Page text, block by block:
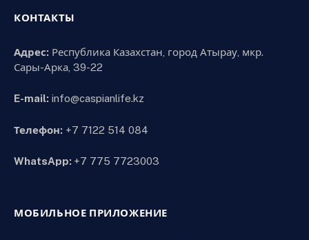
КОНТАКТЫ
Адрес: Республика Казахстан, город Атырау, мкр.
Сары-Арка, 39-22
E-mail: info@caspianlife.kz
Телефон: +7 7122 514 084
WhatsApp: +7 775 7723003
МОБИЛЬНОЕ ПРИЛОЖЕНИЕ